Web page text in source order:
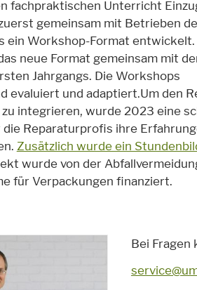
fachpraktischen Unterricht
gemeinsam mit Betrieben
ein Workshop-Format entwickelt.
neue Format gemeinsam mit
Jahrgangs. Die Workshops
evaluiert und adaptiert.Um den
integrieren, wurde 2023 eine
Reparaturprofis ihre
Zusätzlich wurde ein
wurde von der
für Verpackungen finanziert.
Bei